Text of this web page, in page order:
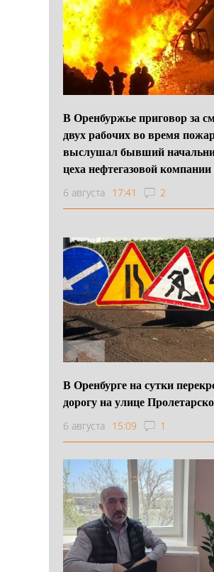
В Оренбуржье приговор за
двух рабочих во время
выслушал бывший
цеха нефтегазовой
6 августа 17:41 2
В Оренбурге на сутки
дорогу на улице
6 августа 15:09 1